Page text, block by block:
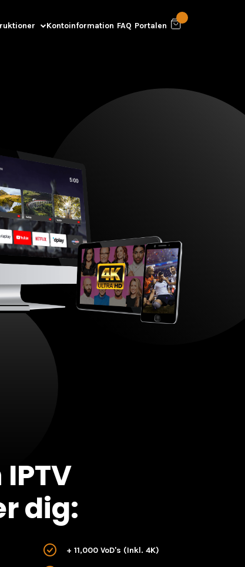
Kontoinformation FAQ Portalen
dig:
+ 11,000 VoD's (Inkl. 4K)